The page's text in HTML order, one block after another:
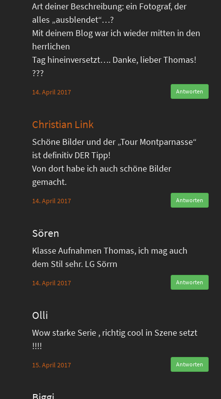
Art deiner Beschreibung: ein Fotograf, der
alles „ausblendet“…?
Mit deinem Blog war ich wieder mitten in den
herrlichen
Tag hineinversetzt…. Danke, lieber Thomas!
???
14. April 2017 Antworten
Christian Link
Schöne Bilder und der „Tour Montparnasse“
ist definitiv DER Tipp!
Von dort habe ich auch schöne Bilder
gemacht.
14. April 2017 Antworten
Sören
Klasse Aufnahmen Thomas, ich mag auch
dem Stil sehr. LG Sörrn
14. April 2017 Antworten
Olli
Wow starke Serie , richtig cool in Szene setzt
!!!!
15. April 2017 Antworten